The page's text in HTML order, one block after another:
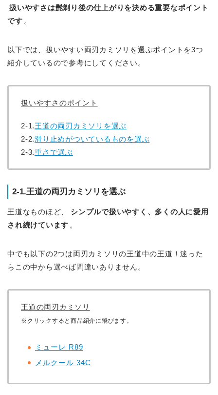
扱いやすさは髭剃り後の仕上がりを決める重要なポイント
です 。
以下では、扱いやすい両刃カミソリを選ぶポイントを3つ
紹介しているので参考にしてください。
扱いやすさのポイント
2-1.王道の両刃カミソリを選ぶ
2-2.滑り止めがついているものを選ぶ
2-3.重さで選ぶ
2-1.王道の両刃カミソリを選ぶ
王道なものほど、
シンプルで扱いやすく、多くの人に愛用
され続けています 。
中でも以下の2つは両刃カミソリの王道中の王道！迷った
らこの中から選べば間違いありません。
王道の両刃カミソリ
※クリックすると商品紹介に飛びます。
ミューレ R89
メルクール 34C